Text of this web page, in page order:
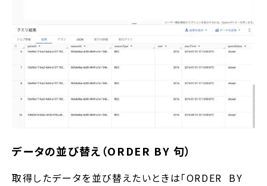
データの並び替え（ORDER BY 句）
取得したデータを並び替えたいときは「ORDER BY